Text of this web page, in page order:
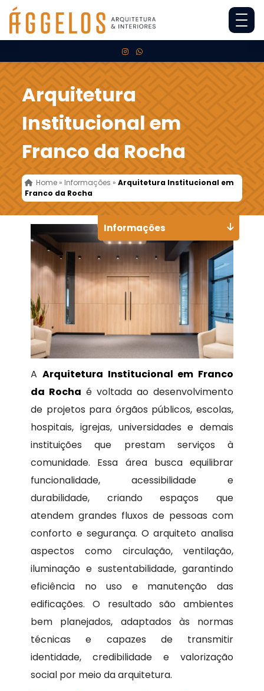
Arquitetura
Institucional em
Franco da Rocha
Home » Informações »Arquitetura Institucional em
Franco da Rocha
A Arquitetura Institucional em Franco
da Rocha é voltada ao desenvolvimento
de projetos para órgãos públicos, escolas,
hospitais, igrejas, universidades e demais
instituições que prestam serviços à
comunidade. Essa área busca equilibrar
funcionalidade, acessibilidade e
durabilidade, criando espaços que
atendem grandes fluxos de pessoas com
conforto e segurança. O arquiteto analisa
aspectos como circulação, ventilação,
iluminação e sustentabilidade, garantindo
eficiência no uso e manutenção das
edificações. O resultado são ambientes
bem planejados, adaptados às normas
técnicas e capazes de transmitir
identidade, credibilidade e valorização
social por meio da arquitetura.
Informações